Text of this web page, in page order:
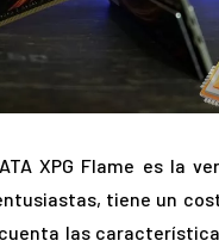
XPG Flame es la
tiene un
las